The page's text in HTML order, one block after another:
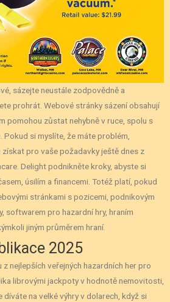
sázejte neustále zodpovědně a
prohrát. Webové stránky sázení obsahují
pomohou zůstat nehybně v ruce, spolu s
Pokud si myslíte, že máte problém,
pro vaše požadavky ještě dnes z
Delight podnikněte kroky, abyste si
úsilím a financemi. Totéž platí, pokud
stránkami s pozicemi, podnikovým
softwarem pro hazardní hry, hraním
jiným průměrem hraní.
2025
z nejlepších veřejných hazardních her pro
librovými jackpoty v hodnotě nemovitosti,
na velké výhry v dolarech, když si